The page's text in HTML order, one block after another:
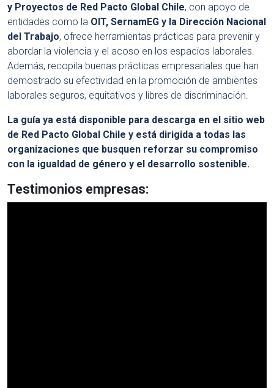
y Proyectos de Red Pacto Global Chile, con apoyo de
entidades como la OIT, SernamEG y la Dirección Nacional
del Trabajo, ofrece herramientas prácticas para prevenir y
abordar la violencia y el acoso en los espacios laborales.
Además, recopila buenas prácticas empresariales que han
demostrado su efectividad en la promoción de ambientes
laborales seguros, equitativos y libres de discriminación.
La guía ya está disponible para descarga en el sitio web
de Red Pacto Global Chile y está dirigida a todas las
organizaciones que busquen reforzar su compromiso
con la igualdad de género y el desarrollo sostenible.
Testimonios empresas: